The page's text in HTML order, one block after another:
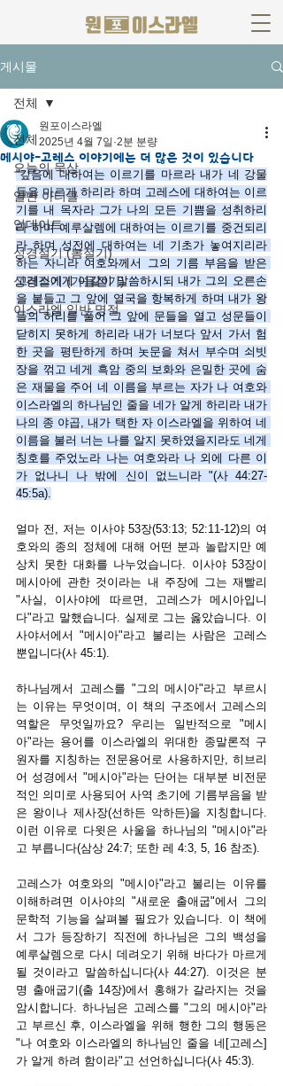
게시물
전체
오늘의 묵상
일반 아티클
업데이트
성경절기 (봄절기)
성경절기 (가을절기)
이스라엘 일반 명절
전체
메시야-고레스 이야기에는 더 많은 것이 있습니다
원포이스라엘
2025년 4월 7일 2분 분량
“깊음에 대하여는 이르기를 마르라 내가 네 강물
들을 마르게 하리라 하며 고레스에 대하여는 이르
기를 내 목자라 그가 나의 모든 기쁨을 성취하리
라 하며 예루살렘에 대하여는 이르기를 중건되리
라 하며 성전에 대하여는 네 기초가 놓여지리라
하는 자니라 여호와께서 그의 기름 부음을 받은
고레스에게 이같이 말씀하시되 내가 그의 오른손
을 붙들고 그 앞에 열국을 항복하게 하며 내가 왕
들의 허리를 풀어 그 앞에 문들을 열고 성문들이
닫히지 못하게 하리라 내가 너보다 앞서 가서 험
한 곳을 평탄하게 하며 놋문을 쳐서 부수며 쇠빗
장을 꺾고 네게 흑암 중의 보화와 은밀한 곳에 숨
은 재물을 주어 네 이름을 부르는 자가 나 여호와
이스라엘의 하나님인 줄을 네가 알게 하리라 내가
나의 종 야곱, 내가 택한 자 이스라엘을 위하여 네
이름을 불러 너는 나를 알지 못하였을지라도 네게
칭호를 주었노라 나는 여호와라 나 외에 다른 이
가 없나니 나 밖에 신이 없느니라 "(사 44:27-
45:5a).
얼마 전, 저는 이사야 53장(53:13; 52:11-12)의 여
호와의 종의 정체에 대해 어떤 분과 놀랍지만 예
상치 못한 대화를 나누었습니다. 이사야 53장이
메시아에 관한 것이라는 내 주장에 그는 재빨리
"사실, 이사야에 따르면, 고레스가 메시아입니
다"라고 말했습니다. 실제로 그는 옳았습니다. 이
사야서에서 "메시아"라고 불리는 사람은 고레스
뿐입니다(사 45:1).
하나님께서 고레스를 "그의 메시아"라고 부르시
는 이유는 무엇이며, 이 책의 구조에서 고레스의
역할은 무엇일까요? 우리는 일반적으로 "메시
아"라는 용어를 이스라엘의 위대한 종말론적 구
원자를 지칭하는 전문용어로 사용하지만, 히브리
어 성경에서 "메시아"라는 단어는 대부분 비전문
적인 의미로 사용되어 사역 초기에 기름부음을 받
은 왕이나 제사장(선하든 악하든)을 지칭합니다.
이런 이유로 다윗은 사울을 하나님의 "메시아"라
고 부릅니다(삼상 24:7; 또한 레 4:3, 5, 16 참조).
고레스가 여호와의 "메시아"라고 불리는 이유를
이해하려면 이사야의 "새로운 출애굽"에서 그의
문학적 기능을 살펴볼 필요가 있습니다. 이 책에
서 그가 등장하기 직전에 하나님은 그의 백성을
예루살렘으로 다시 데려오기 위해 바다가 마르게
될 것이라고 말씀하십니다(사 44:27). 이것은 분
명 출애굽기(출 14장)에서 홍해가 갈라지는 것을
암시합니다. 하나님은 고레스를 "그의 메시아"라
고 부르신 후, 이스라엘을 위해 행한 그의 행동은
"나 여호와 이스라엘의 하나님인 줄을 네[고레스]
가 알게 하려 함이라"고 선언하십니다(사 45:3).